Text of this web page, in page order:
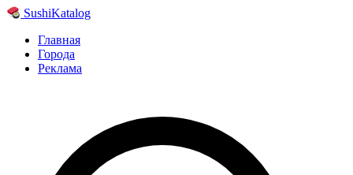
SushiKatalog
Главная
Города
Реклама